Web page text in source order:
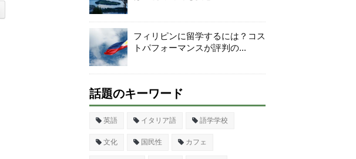
フィリピンに留学するには？コス
トパフォーマンスが評判の...
話題のキーワード
英語 イタリア語 語学学校
文化 国民性 カフェ